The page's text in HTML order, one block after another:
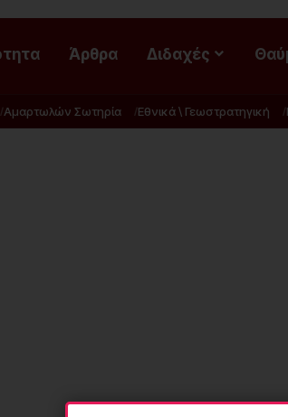
Άρθρα Διδαχές
Αμαρτωλών Σωτηρία Εθνικά \ Γεωστρατηγική